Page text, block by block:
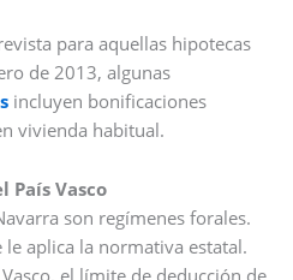
para aquellas hipotecas
de 2013, algunas
incluyen bonificaciones
vivienda habitual.
País Vasco
son regímenes forales.
aplica la normativa estatal.